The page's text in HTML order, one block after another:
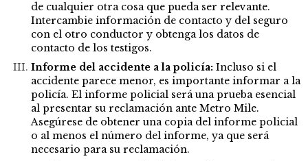
de cualquier otra cosa que pueda ser relevante.
Intercambie información de contacto y del seguro
con el otro conductor y obtenga los datos de
contacto de los testigos.
Informe del accidente a la policía: Incluso si el
accidente parece menor, es importante informar a la
policía. El informe policial será una prueba esencial
al presentar su reclamación ante Metro Mile.
Asegúrese de obtener una copia del informe policial
o al menos el número del informe, ya que será
necesario para su reclamación.